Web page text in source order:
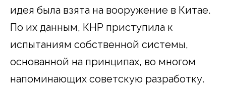
идея была взята на вооружение в Китае.
По их данным, КНР приступила к
испытаниям собственной системы,
основанной на принципах, во многом
напоминающих советскую разработку.